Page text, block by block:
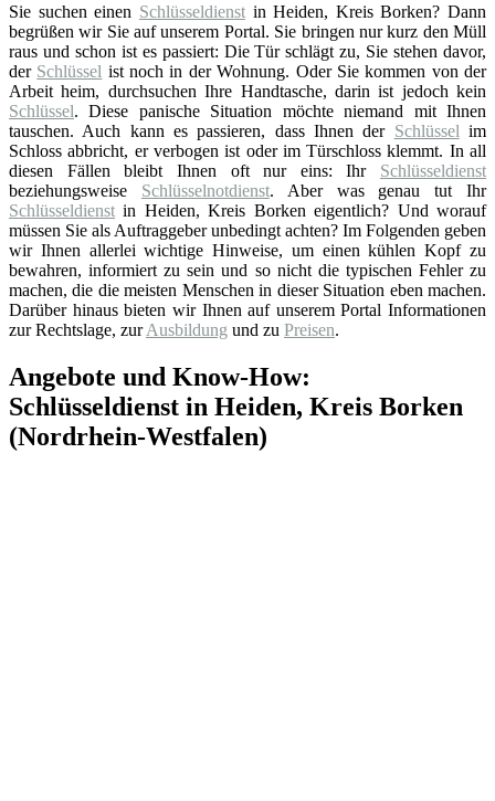
Sie suchen einen Schlüsseldienstin Heiden, Kreis Borken? Dann
begrüßen wir Sie auf unserem Portal. Sie bringen nur kurz den Müll
raus und schon ist es passiert: Die Tür schlägt zu, Sie stehen davor,
der Schlüssel ist noch in der Wohnung. Oder Sie kommen von der
Arbeit heim, durchsuchen Ihre Handtasche, darin ist jedoch kein
Schlüssel. Diese panische Situation möchte niemand mit Ihnen
tauschen. Auch kann es passieren, dass Ihnen der Schlüssel im
Schloss abbricht, er verbogen ist oder im Türschloss klemmt. In all
diesen Fällen bleibt Ihnen oft nur eins: Ihr Schlüsseldienst
beziehungsweise Schlüsselnotdienst. Aber was genau tut Ihr
Schlüsseldienst in Heiden, Kreis Borken eigentlich? Und worauf
müssen Sie als Auftraggeber unbedingt achten? Im Folgenden geben
wir Ihnen allerlei wichtige Hinweise, um einen kühlen Kopf zu
bewahren, informiert zu sein und so nicht die typischen Fehler zu
machen, die die meisten Menschen in dieser Situation eben machen.
Darüber hinaus bieten wir Ihnen auf unserem Portal Informationen
zur Rechtslage, zurAusbildung und zu Preisen.
Angebote und Know-How:
Schlüsseldienst in Heiden, Kreis Borken
(Nordrhein-Westfalen)